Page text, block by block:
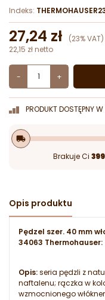
Indeks:
27,24 zł (23% VAT)
22,15 zł netto
- +
PRODUKT DOSTĘPNY
local_shipping
Brakuje Ci
Opis produktu
Pędzel szer. 40 mm
34063 Thermohauser:
Opis:seria pędzli z
naftalenu; rączka w
wzmocnionego